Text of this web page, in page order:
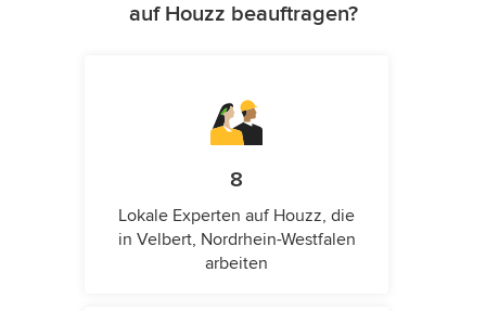
auf Houzz beauftragen?
8
Lokale Experten auf Houzz, die
in Velbert, Nordrhein-Westfalen
arbeiten